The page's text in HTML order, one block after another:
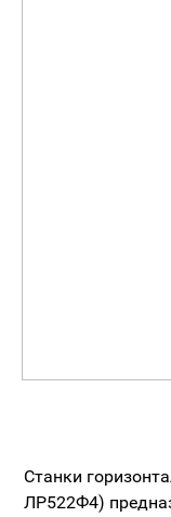
Станки
ЛР522Ф4)